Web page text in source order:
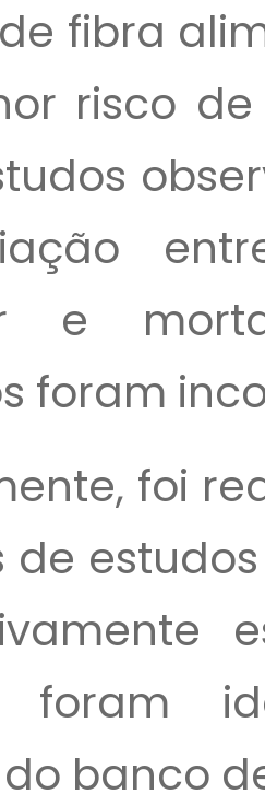
fibra
risco
e
foram
foi
de
foram
banco